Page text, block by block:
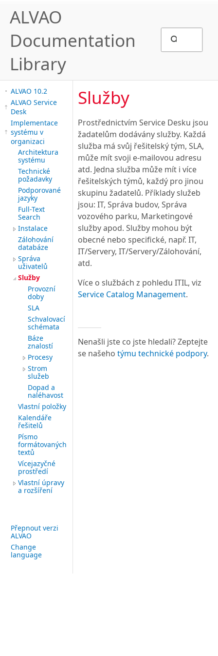
ALVAO
Documentation
Library
ALVAO 10.2
ALVAO Service
Desk
Implementace
systému v
organizaci
Architektura
systému
Technické
požadavky
Podporované
jazyky
Full-Text
Search
Instalace
Zálohování
databáze
Správa
uživatelů
Služby
Provozní
doby
SLA
Schvalovací
schémata
Báze
znalostí
Procesy
Strom
služeb
Dopad a
naléhavost
Vlastní položky
Kalendáře
řešitelů
Písmo
formátovaných
textů
Vícejazyčné
prostředí
Vlastní úpravy
a rozšíření
Přepnout verzi
ALVAO
Change
language
Služby
Prostřednictvím Service Desku jsou
žadatelům dodávány služby. Každá
služba má svůj řešitelský tým, SLA,
může mít svoji e-mailovou adresu
atd. Jedna služba může mít i více
řešitelských týmů, každý pro jinou
skupinu žadatelů. Příklady služeb
jsou: IT, Správa budov, Správa
vozového parku, Marketingové
služby apod. Služby mohou být
obecné nebo specifické, např. IT,
IT/Servery, IT/Servery/Zálohování,
atd.
Více o službách z pohledu ITIL, viz
Service Catalog Management.
Nenašli jste co jste hledali? Zeptejte
se našeho týmu technické podpory.